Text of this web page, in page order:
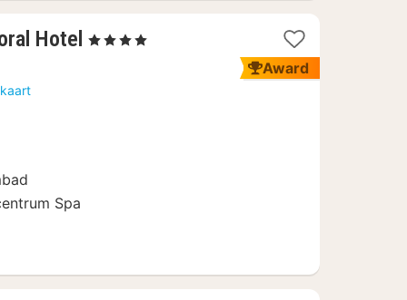
Award
Hotel 1
, 4 Sterren
Spa